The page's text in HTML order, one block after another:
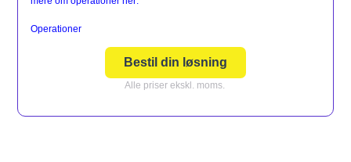
Operationer
Bestil din løsning
Alle priser ekskl. moms.